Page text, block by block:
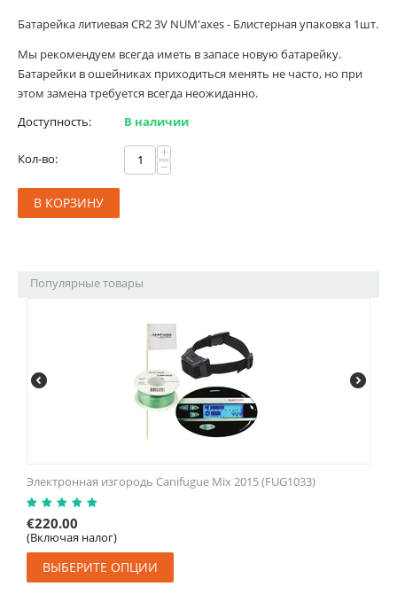
Батарейка литиевая CR2 3V NUM'axes - Блистерная упаковка 1шт.
Мы рекомендуем всегда иметь в запасе новую батарейку.
Батарейки в ошейниках приходиться менять не часто, но при
этом замена требуется всегда неожиданно.
Доступность:
В наличии
Кол-во: +
−
В КОРЗИНУ
Популярные товары
Электронная изгородь Canifugue Mix 2015 (FUG1033)
€220.00
(Включая налог)
ВЫБЕРИТЕ ОПЦИИ